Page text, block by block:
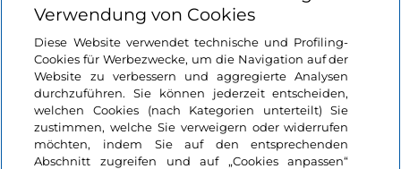
Login
Bleiben wir in Kontakt
Verwendung von Cookies
Diese Website verwendet technische und Profiling-
Cookies für Werbezwecke, um die Navigation auf der
Website zu verbessern und aggregierte Analysen
durchzuführen. Sie können jederzeit entscheiden,
welchen Cookies (nach Kategorien unterteilt) Sie
zustimmen, welche Sie verweigern oder widerrufen
möchten, indem Sie auf den entsprechenden
Abschnitt zugreifen und auf „Cookies anpassen“